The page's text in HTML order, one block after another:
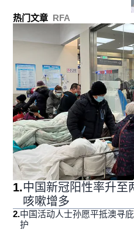
热门文章 RFA
1.中国新冠阳性率升
咳嗽增多
2.中国活动人士孙愿平抵澳寻庇
护